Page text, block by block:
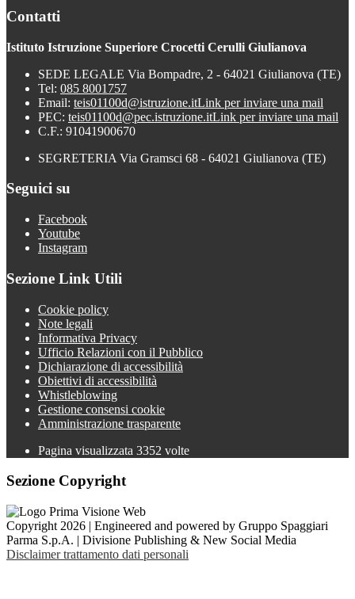
Contatti
Istituto Istruzione Superiore Crocetti Cerulli Giulianova
SEDE LEGALE Via Bompadre, 2 - 64021 Giulianova (TE)
Tel: 085 8001757
Email: teis01100d@istruzione.itLink per inviare una mail
PEC: teis01100d@pec.istruzione.itLink per inviare una mail
C.F.: 91041900670
SEGRETERIA Via Gramsci 68 - 64021 Giulianova (TE)
Seguici su
Facebook
Youtube
Instagram
Sezione Link Utili
Cookie policy
Note legali
Informativa Privacy
Ufficio Relazioni con il Pubblico
Dichiarazione di accessibilità
Obiettivi di accessibilità
Whistleblowing
Gestione consensi cookie
Amministrazione trasparente
Pagina visualizzata 3352 volte
Sezione Copyright
Copyright 2026 | Engineered and powered by Gruppo Spaggiari
Parma S.p.A. | Divisione Publishing & New Social Media
Disclaimer trattamento dati personali